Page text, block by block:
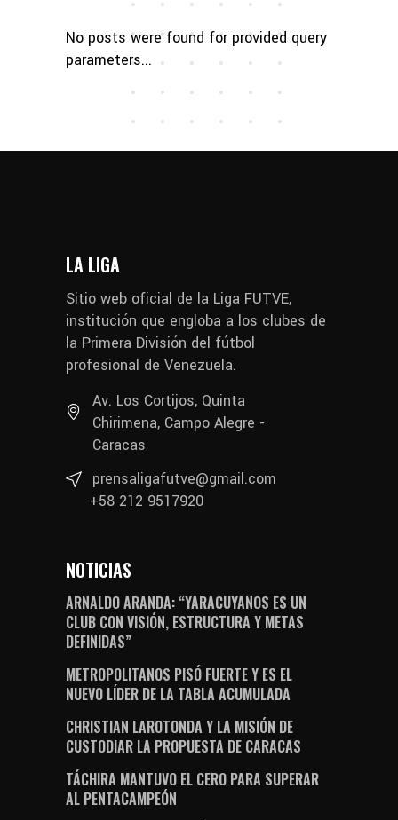
No posts were found for provided query
parameters...
LA LIGA
Sitio web oficial de la Liga FUTVE,
institución que engloba a los clubes de
la Primera División del fútbol
profesional de Venezuela.
Av. Los Cortijos, Quinta
Chirimena, Campo Alegre -
Caracas
prensaligafutve@gmail.com
+58 212 9517920
NOTICIAS
ARNALDO ARANDA: “YARACUYANOS ES UN
CLUB CON VISIÓN, ESTRUCTURA Y METAS
DEFINIDAS”
METROPOLITANOS PISÓ FUERTE Y ES EL
NUEVO LÍDER DE LA TABLA ACUMULADA
CHRISTIAN LAROTONDA Y LA MISIÓN DE
CUSTODIAR LA PROPUESTA DE CARACAS
TÁCHIRA MANTUVO EL CERO PARA SUPERAR
AL PENTACAMPEÓN